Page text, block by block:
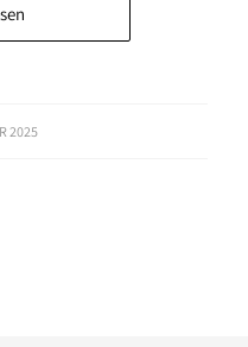
2025